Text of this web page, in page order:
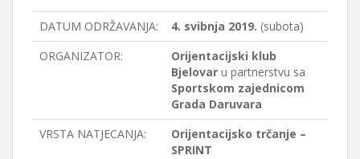
DATUM ODRŽAVANJA: 4. svibnja 2019. (subota)
ORGANIZATOR:
Orijentacijski klub
Bjelovar u partnerstvu sa
Sportskom zajednicom
Grada Daruvara
VRSTA NATJECANJA:
Orijentacijsko trčanje –
SPRINT